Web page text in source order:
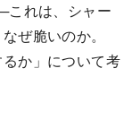
これは、シャー
ぜ脆いのか。
るか」について考